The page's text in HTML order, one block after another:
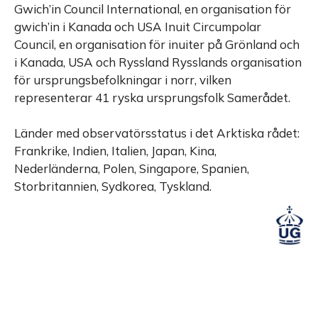
Gwich’in Council International, en organisation för
gwich’in i Kanada och USA Inuit Circumpolar
Council, en organisation för inuiter på Grönland och
i Kanada, USA och Ryssland Rysslands organisation
för ursprungsbefolkningar i norr, vilken
representerar 41 ryska ursprungsfolk Samerådet.
Länder med observatörsstatus i det Arktiska rådet:
Frankrike, Indien, Italien, Japan, Kina,
Nederländerna, Polen, Singapore, Spanien,
Storbritannien, Sydkorea, Tyskland.